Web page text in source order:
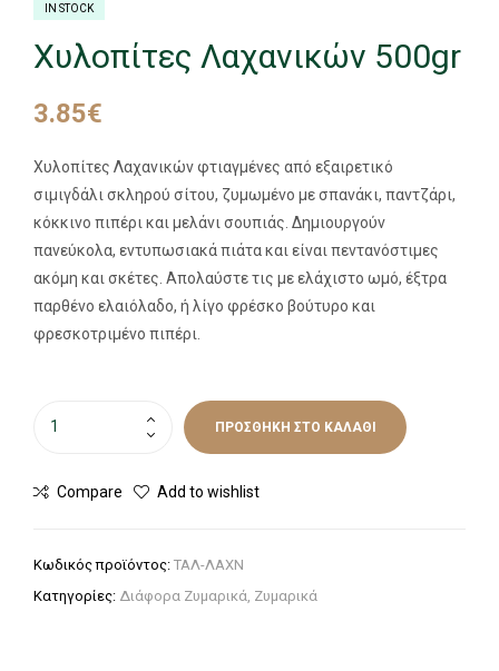
IN STOCK
Χυλοπίτες Λαχανικών 500gr
3.85€
Χυλοπίτες Λαχανικών φτιαγμένες από εξαιρετικό
σιμιγδάλι σκληρού σίτου, ζυμωμένο με σπανάκι, παντζάρι,
κόκκινο πιπέρι και μελάνι σουπιάς. ∆ημιουργούν
πανεύκολα, εντυπωσιακά πιάτα και είναι πεντανόστιμες
ακόμη και σκέτες. Απολαύστε τις με ελάχιστο ωμό, έξτρα
παρθένο ελαιόλαδο, ή λίγο φρέσκο βούτυρο και
φρεσκοτριμένο πιπέρι.
ΠΡΟΣΘΉΚΗ ΣΤΟ ΚΑΛΆΘΙ
Compare Add to wishlist
Κωδικός προϊόντος: ΤΑΛ-ΛΑΧΝ
Κατηγορίες: Διάφορα Ζυμαρικά, Ζυμαρικά